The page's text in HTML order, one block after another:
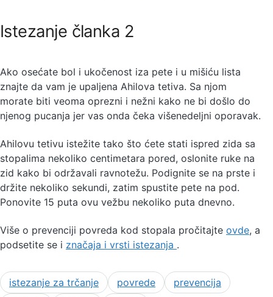
Istezanje članka 2
Ako osećate bol i ukočenost iza pete i u mišiću lista
znajte da vam je upaljena Ahilova tetiva. Sa njom
morate biti veoma oprezni i nežni kako ne bi došlo do
njenog pucanja jer vas onda čeka višenedeljni oporavak.
Ahilovu tetivu istežite tako što ćete stati ispred zida sa
stopalima nekoliko centimetara pored, oslonite ruke na
zid kako bi održavali ravnotežu. Podignite se na prste i
držite nekoliko sekundi, zatim spustite pete na pod.
Ponovite 15 puta ovu vežbu nekoliko puta dnevno.
Više o prevenciji povreda kod stopala pročitajte ovde, a
podsetite se i značaja i vrsti istezanja .
istezanje za trčanje povrede
prevencija